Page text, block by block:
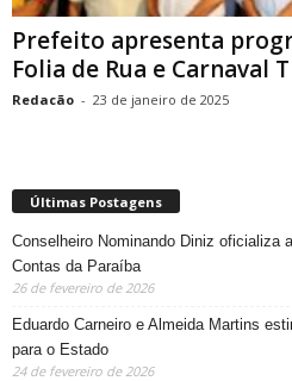
Prefeito apresenta
Folia de Rua e Carnaval
Redacão - 23 de janeiro de 2025
Últimas Postagens
Conselheiro Nominando Diniz oficializa
Contas da Paraíba
26 de fevereiro de 2026
Eduardo Carneiro e Almeida Martins
para o Estado
24 de fevereiro de 2026